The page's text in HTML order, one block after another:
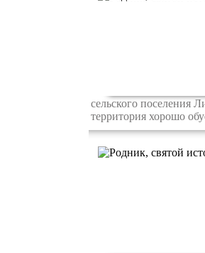
сельского поселения
территория хорошо